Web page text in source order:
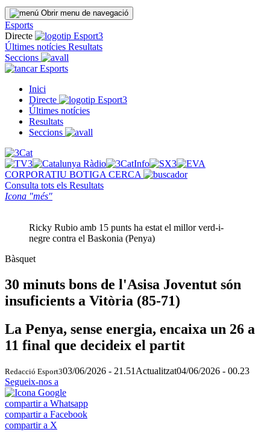
Obrir menu de navegació
Esports
Directe
Últimes notícies Resultats
Seccions
Esports
Inici
Directe
Últimes notícies
Resultats
Seccions
CORPORATIU BOTIGA CERCA
Consulta tots els Resultats
Icona "més"
Ricky Rubio amb 15 punts ha estat el millor verd-i-
negre contra el Baskonia (Penya)
Bàsquet
30 minuts bons de l'Asisa Joventut són
insuficients a Vitòria (85-71)
La Penya, sense energia, encaixa un 26 a
11 final que decideix el partit
Redacció Esport303/06/2026 - 21.51 Actualitzat04/06/2026 - 00.23
Segueix-nos a
compartir a Whatsapp
compartir a Facebook
compartir a X